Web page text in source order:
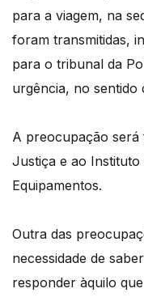
para a viagem, na
foram transmitidas,
para o tribunal da
urgência, no sentido
A preocupação será
Justiça e ao Instituto
Equipamentos.
Outra das
necessidade de
responder àquilo